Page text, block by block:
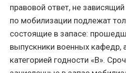
правовой ответ, не
по мобилизации подлежат
состоящие в запасе:
выпускники военных кафедр,
категорией годности «В».